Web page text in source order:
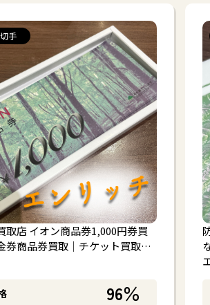
手
取店 イオン商品券1,000円券買
券商品券買取｜チケット買取…
96％